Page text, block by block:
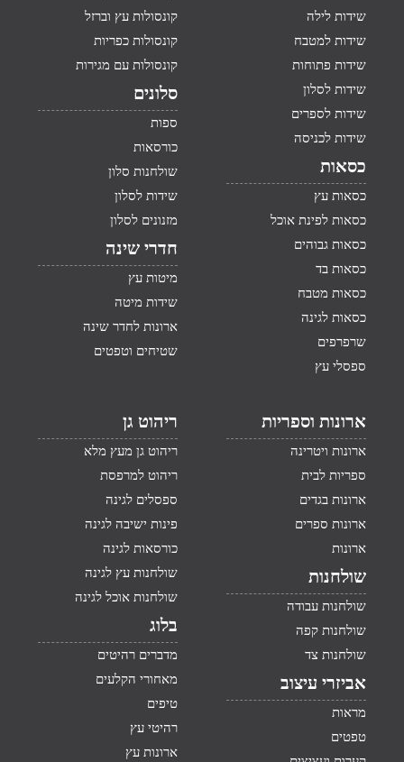
שידות לילה
שידות למטבח
שידות פתוחות
שידות לסלון
שידות לספרים
שידות לכניסה
כסאות
כסאות עץ
כסאות לפינת אוכל
כסאות גבוהים
כסאות בד
כסאות מטבח
כסאות לגינה
שרפרפים
ספסלי עץ
קונסולות עץ וברזל
קונסולות כפריות
קונסולות עם מגירות
סלונים
ספות
כורסאות
שולחנות סלון
שידות לסלון
מזנונים לסלון
חדרי שינה
מיטות עץ
שידות מיטה
ארונות לחדר שינה
שטיחים וטפטים
ארונות וספריות
ארונות ויטרינה
ספריות לבית
ארונות בגדים
ארונות ספרים
ארונות
שולחנות
שולחנות עבודה
שולחנות קפה
שולחנות צד
אביזרי עיצוב
מראות
טפטים
ריהוט גן
ריהוט גן מעץ מלא
ריהוט למרפסת
ספסלים לגינה
פינות ישיבה לגינה
כורסאות לגינה
שולחנות עץ לגינה
שולחנות אוכל לגינה
בלוג
מדברים רהיטים
מאחורי הקלעים
טיפים
רהיטי עץ
ארונות עץ